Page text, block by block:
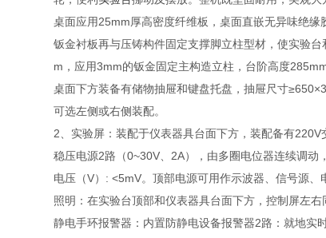
桌面应用25mm厚高密度纤维板，桌面直嵌无异味绝
钣金衬板再与压铸构件固定支撑脚立柱型材，使实验
m，应用3mm的钣金固定主构造立柱，台阶高度
桌面下方装备有储物抽屉和键盘托盘，抽屉尺寸
可选左侧或右侧装配。
2、实验屏：装配于仪表器具台面下方，装配备有
稳压电源2路（0~30V、2A），由多圈电位器连续调
电压（V）: <5mV。顶部电源可用作示波器、信号源
照明：在实验台顶部和仪表器具台面下方，控制屏左右
静电手环报警器：内置防静电设备报警器2路：就地实